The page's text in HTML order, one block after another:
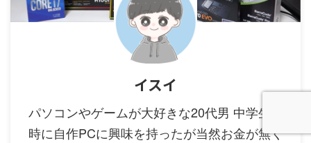
イスイ
パソコンやゲームが大好きな20代男 中学生の
時に自作PCに興味を持ったが当然お金が無く